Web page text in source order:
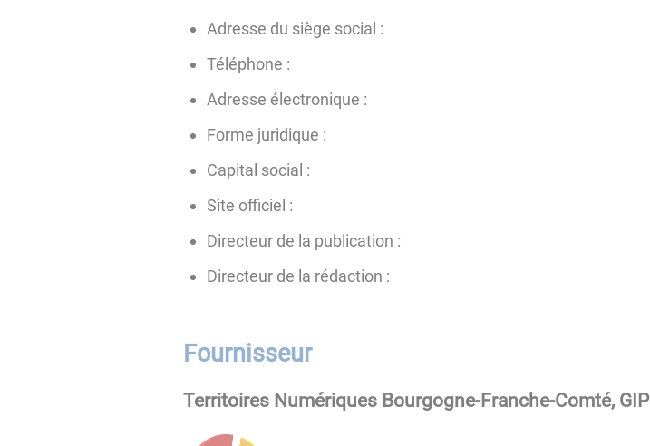
Adresse du siège social :
Téléphone :
Adresse électronique :
Forme juridique :
Capital social :
Site officiel :
Directeur de la publication :
Directeur de la rédaction :
Fournisseur
Territoires Numériques Bourgogne-Franche-Comté, GIP